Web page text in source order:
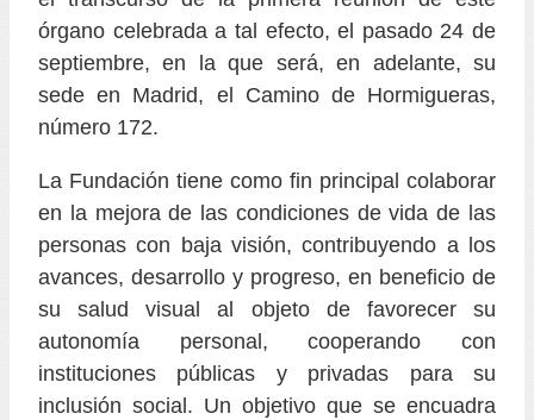
órgano celebrada a tal efecto, el pasado 24 de
septiembre, en la que será, en adelante, su
sede en Madrid, el Camino de Hormigueras,
número 172.
La Fundación tiene como fin principal colaborar
en la mejora de las condiciones de vida de las
personas con baja visión, contribuyendo a los
avances, desarrollo y progreso, en beneficio de
su salud visual al objeto de favorecer su
autonomía personal, cooperando con
instituciones públicas y privadas para su
inclusión social. Un objetivo que se encuadra